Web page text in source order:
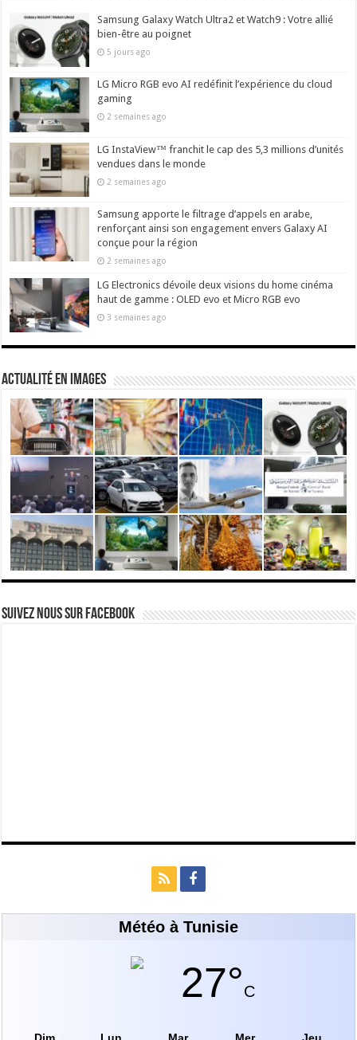
Samsung Galaxy Watch Ultra2 et Watch9 : Votre allié
bien-être au poignet
5 jours ago
LG Micro RGB evo AI redéfinit l’expérience du cloud
gaming
2 semaines ago
LG InstaView™ franchit le cap des 5,3 millions d’unités
vendues dans le monde
2 semaines ago
Samsung apporte le filtrage d’appels en arabe,
renforçant ainsi son engagement envers Galaxy AI
conçue pour la région
2 semaines ago
LG Electronics dévoile deux visions du home cinéma
haut de gamme : OLED evo et Micro RGB evo
3 semaines ago
actualité en images
Suivez nous Sur Facebook
Météo à Tunisie
27°C